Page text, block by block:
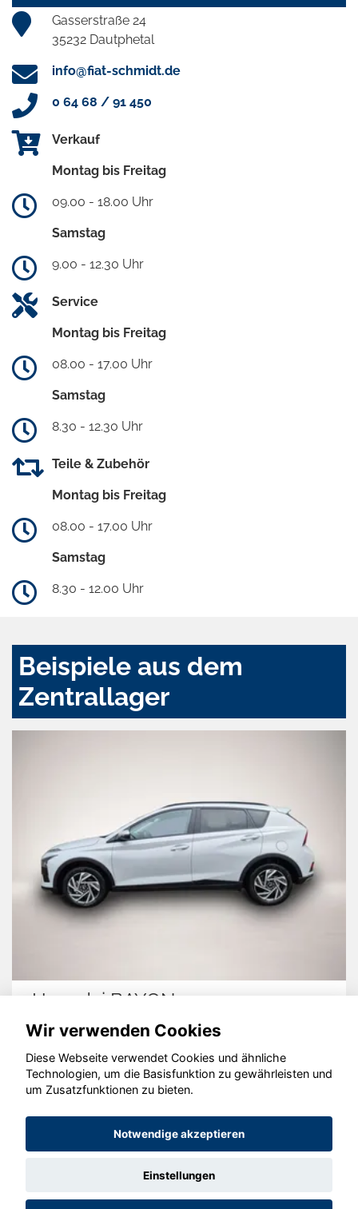
Gasserstraße 24
35232 Dautphetal
info@fiat-schmidt.de
0 64 68 / 91 450
Verkauf
Montag bis Freitag
09.00 - 18.00 Uhr
Samstag
9.00 - 12.30 Uhr
Service
Montag bis Freitag
08.00 - 17.00 Uhr
Samstag
8.30 - 12.30 Uhr
Teile & Zubehör
Montag bis Freitag
08.00 - 17.00 Uhr
Samstag
8.30 - 12.00 Uhr
Beispiele aus dem
Zentrallager
Hyundai BAYON
© konjunkturmotor.de GmbH 2020 - 2026
Wir verwenden Cookies
Diese Webseite verwendet Cookies und ähnliche
Technologien, um die Basisfunktion zu gewährleisten und
um Zusatzfunktionen zu bieten.
Notwendige akzeptieren
Einstellungen